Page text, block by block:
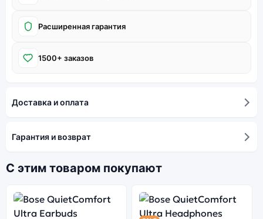
Расширенная гарантия
1500+ заказов
Доставка и оплата
Гарантия и возврат
С этим товаром покупают